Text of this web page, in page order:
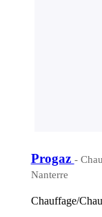
Progaz -
Nanterre
Chauffage/